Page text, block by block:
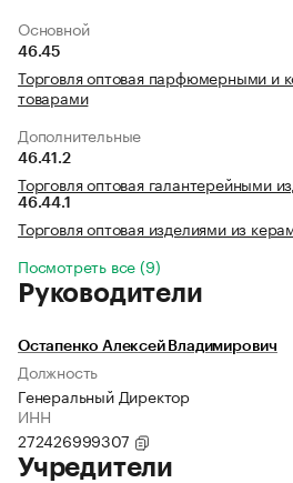
Основной
46.45
Торговля оптовая парфюмерными и
товарами
Дополнительные
46.41.2
Торговля оптовая галантерейными
46.44.1
Торговля оптовая изделиями из
Посмотреть все (9)
Руководители
Остапенко Алексей Владимирович
Должность
Генеральный Директор
ИНН
272426999307
Учредители